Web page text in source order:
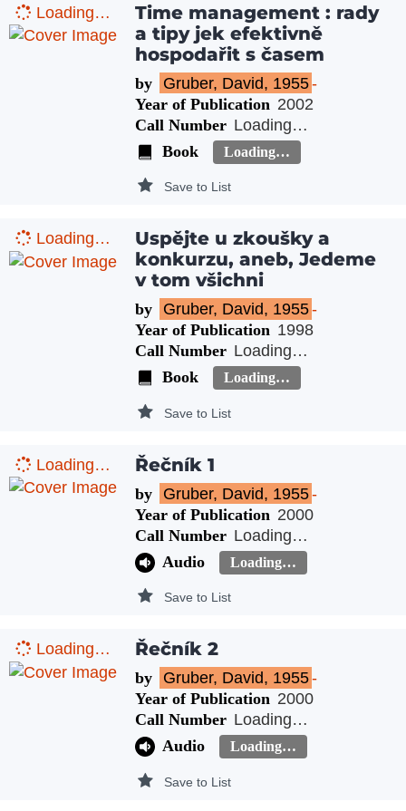
Loading…
Time management : rady
a tipy jek efektivně
hospodařit s časem
by Gruber, David, 1955-
Year of Publication 2002
Call Number Loading…
Book
Loading…
Save to List
Loading…
Uspějte u zkoušky a
konkurzu, aneb, Jedeme
v tom všichni
by Gruber, David, 1955-
Year of Publication 1998
Call Number Loading…
Book
Loading…
Save to List
Loading… Řečník 1
by Gruber, David, 1955-
Year of Publication 2000
Call Number Loading…
Audio
Loading…
Save to List
Loading… Řečník 2
by Gruber, David, 1955-
Year of Publication 2000
Call Number Loading…
Audio
Loading…
Save to List